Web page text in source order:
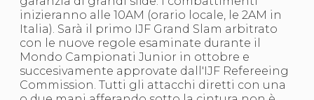
Documenti
inizieranno alle 10AM (orario locale, le 2AM in
Italia). Sarà il primo IJF Grand Slam arbitrato
con le nuove regole esaminate durante il
Mondo Campionati Junior in ottobre e
succesivamente approvate dall'IJF Refereeing
Commission. Tutti gli attacchi diretti con una